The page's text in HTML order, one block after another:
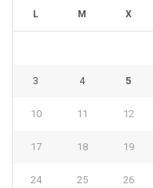
L M X
3 4 5
10 11 12
17 18 19
24 25 26